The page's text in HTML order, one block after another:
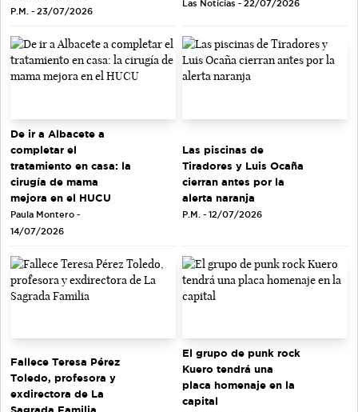
P.M. - 23/07/2026
Las Noticias - 22/07/2026
De ir a Albacete a
completar el
tratamiento en casa: la
cirugía de mama
mejora en el HUCU
Paula Montero -
14/07/2026
Las piscinas de
Tiradores y Luis Ocaña
cierran antes por la
alerta naranja
P.M. - 12/07/2026
Fallece Teresa Pérez
Toledo, profesora y
exdirectora de La
Sagrada Familia
El grupo de punk rock
Kuero tendrá una
placa homenaje en la
capital